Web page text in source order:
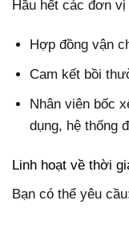
Hầu hết các đơn
Hợp đồng vận
Cam kết bồi
Nhân viên bốc
dụng, hệ thống
Linh hoạt về thời
Bạn có thể yêu